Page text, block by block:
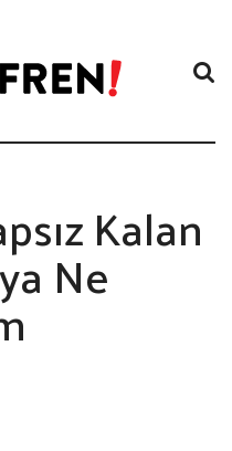
Kalan
Ne